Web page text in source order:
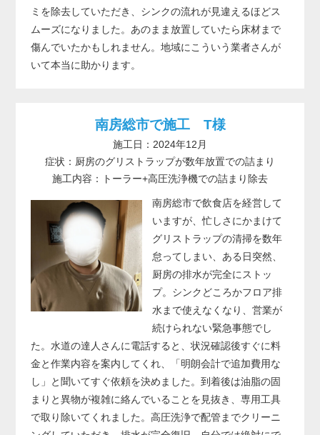
ミを除去していただき、シンクの流れが見違えるほどス
ムーズになりました。あのまま放置していたら床材まで
傷んでいたかもしれません。地域にこういう業者さんが
いて本当に助かります。
南房総市で施工 T様
施工日：2024年12月
症状：厨房のグリストラップが数年放置での詰まり
施工内容：トーラー+高圧洗浄機での詰まり除去
南房総市で飲食店を経営して
いますが、忙しさにかまけて
グリストラップの清掃を数年
怠ってしまい、ある日突然、
厨房の排水が完全にストッ
プ。シンクどころかフロア排
水まで使えなくなり、営業が
続けられない緊急事態でし
た。水道の達人さんに電話すると、状況確認後すぐに料
金と作業内容を案内してくれ、「明朗会計で追加費用な
し」と聞いてすぐ依頼を決めました。到着後は油脂の固
まりと異物が複雑に絡んでいることを見抜き、専用工具
で取り除いてくれました。高圧洗浄で配管までクリーニ